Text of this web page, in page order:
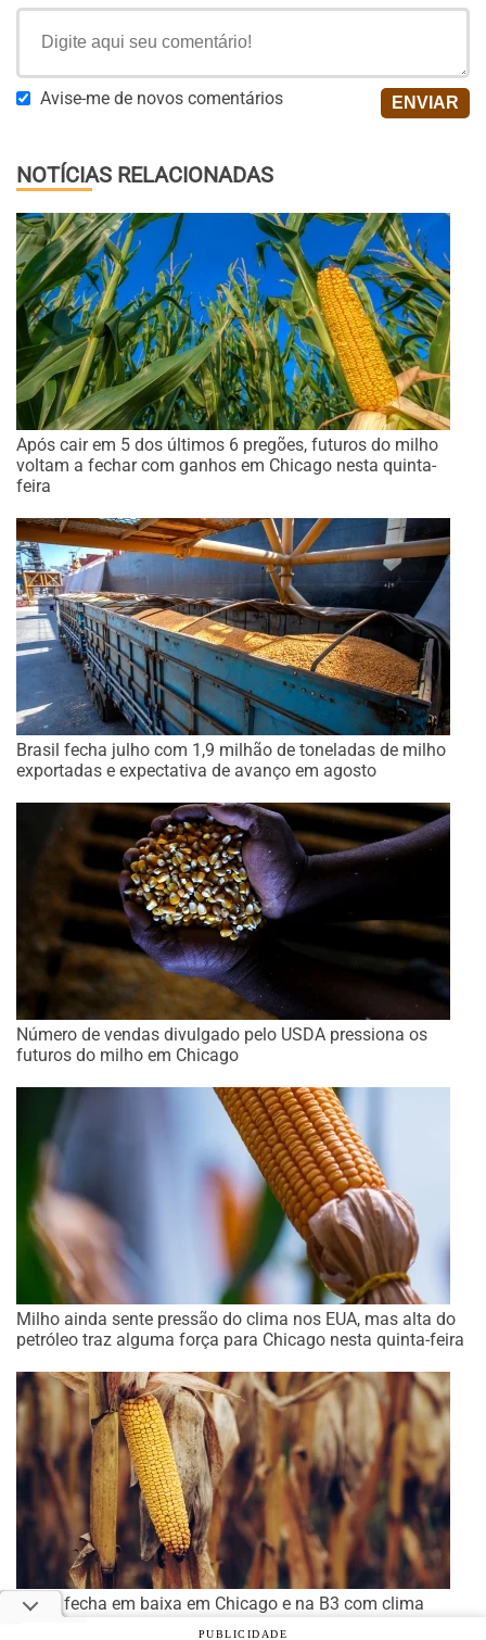
Avise-me de novos comentários
NOTÍCIAS RELACIONADAS
Após cair em 5 dos últimos 6 pregões, futuros do milho
voltam a fechar com ganhos em Chicago nesta quinta-
feira
Brasil fecha julho com 1,9 milhão de toneladas de milho
exportadas e expectativa de avanço em agosto
Número de vendas divulgado pelo USDA pressiona os
futuros do milho em Chicago
Milho ainda sente pressão do clima nos EUA, mas alta do
petróleo traz alguma força para Chicago nesta quinta-feira
Milho fecha em baixa em Chicago e na B3 com clima
favorável nos EUA e recuo do petróleo nesta 4ª
PUBLICIDADE